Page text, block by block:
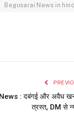
Begusarai News in
: दबंगई और अवैध
त्रस्त, DM से